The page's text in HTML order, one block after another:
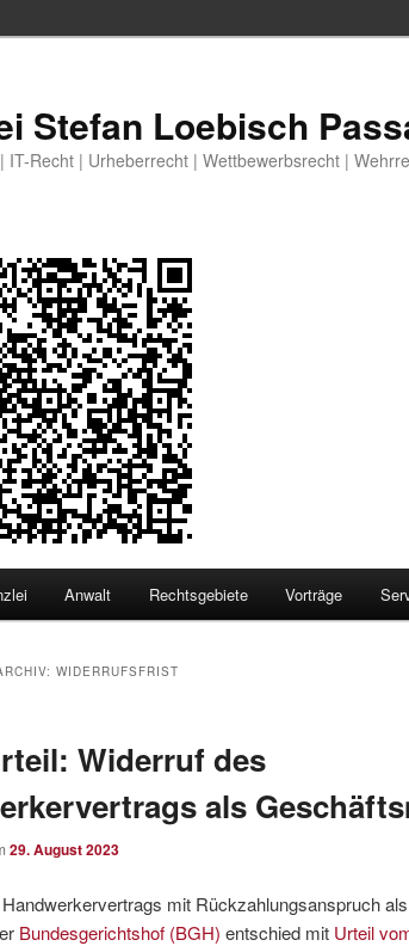
Stefan Loebisch
IT-Recht | Urheberrecht | Wettbewerbsrecht |
Anwalt Rechtsgebiete Vorträge
WIDERRUFSFRIST
Widerruf des
als
29. August 2023
mit Rückzahlungsanspruch
Bundesgerichtshof (BGH) entschied mit Urteil